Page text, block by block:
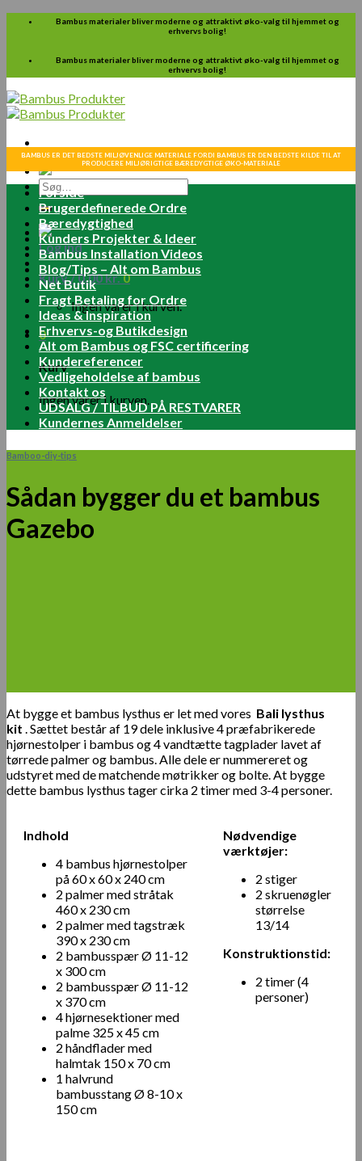
Skip
Bambus materialer bliver moderne og attraktivt øko-valg til hjemmet og
erhvervs bolig!
Bambus materialer bliver moderne og attraktivt øko-valg til hjemmet og
erhvervs bolig!
Søg
efter:
Log ind
Kurv /0.00kr.0
Ingen varer i kurven.
0
Kurv
Ingen varer i kurven.
BAMBUS ER DET BEDSTE MILJØVENLIGE MATERIALE FORDI BAMBUS ER DEN BEDSTE KILDE TIL AT
PRODUCERE MILJØRIGTIGE BÆREDYGTIGE ØKO-MATERIALE
Forside
Brugerdefinerede Ordre
Bæredygtighed
Kunders Projekter & Ideer
Bambus Installation Videos
Blog/Tips – Alt om Bambus
Net Butik
Fragt Betaling for Ordre
Ideas & Inspiration
Erhvervs-og Butikdesign
Alt om Bambus og FSC certificering
Kundereferencer
Vedligeholdelse af bambus
Kontakt os
UDSALG / TILBUD PÅ RESTVARER
Kundernes Anmeldelser
Bamboo-diy-tips
Sådan bygger du et bambus
Gazebo
At bygge et bambus lysthus er let med vores Bali lysthus
kit . Sættet består af 19 dele inklusive 4 præfabrikerede
hjørnestolper i bambus og 4 vandtætte tagplader lavet af
tørrede palmer og bambus. Alle dele er nummereret og
udstyret med de matchende møtrikker og bolte. At bygge
dette bambus lysthus tager cirka 2 timer med 3-4 personer.
Indhold
4 bambus hjørnestolper
på 60 x 60 x 240 cm
2 palmer med stråtak
460 x 230 cm
2 palmer med tagstræk
390 x 230 cm
2 bambusspær Ø 11-12
x 300 cm
2 bambusspær Ø 11-12
x 370 cm
4 hjørnesektioner med
palme 325 x 45 cm
2 håndflader med
halmtak 150 x 70 cm
1 halvrund
bambusstang Ø 8-10 x
150 cm
Nødvendige
værktøjer:
2 stiger
2 skruenøgler
størrelse
13/14
Konstruktionstid:
2 timer (4
personer)